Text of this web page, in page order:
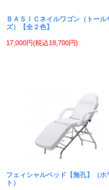
ＢＡＳＩＣネイルワゴン（トール
ズ）【全２色】
17,000円(税込18,700円)
フェィシャルベッド【無孔】（ホ
ト）